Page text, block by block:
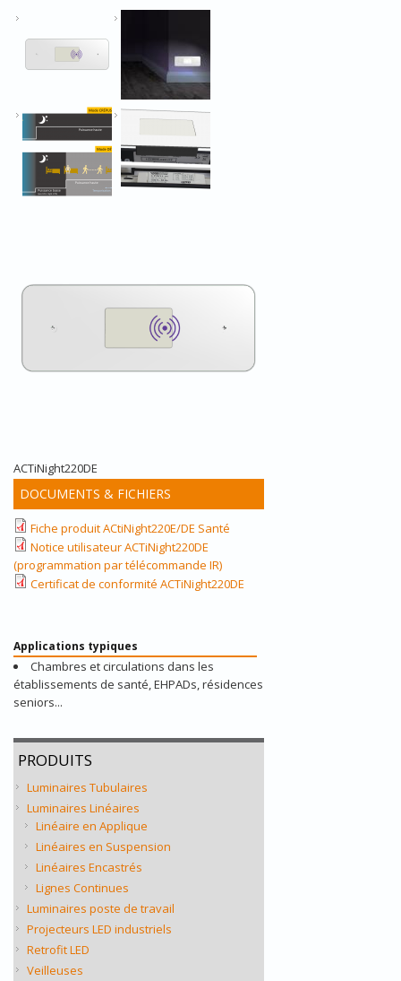
ACTiNight220DE
DOCUMENTS & FICHIERS
Fiche produit ACtiNight220E/DE Santé
Notice utilisateur ACTiNight220DE
(programmation par télécommande IR)
Certificat de conformité ACTiNight220DE
Applications typiques
Chambres et circulations dans les
établissements de santé, EHPADs, résidences
seniors...
PRODUITS
Luminaires Tubulaires
Luminaires Linéaires
Linéaire en Applique
Linéaires en Suspension
Linéaires Encastrés
Lignes Continues
Luminaires poste de travail
Projecteurs LED industriels
Retrofit LED
Veilleuses